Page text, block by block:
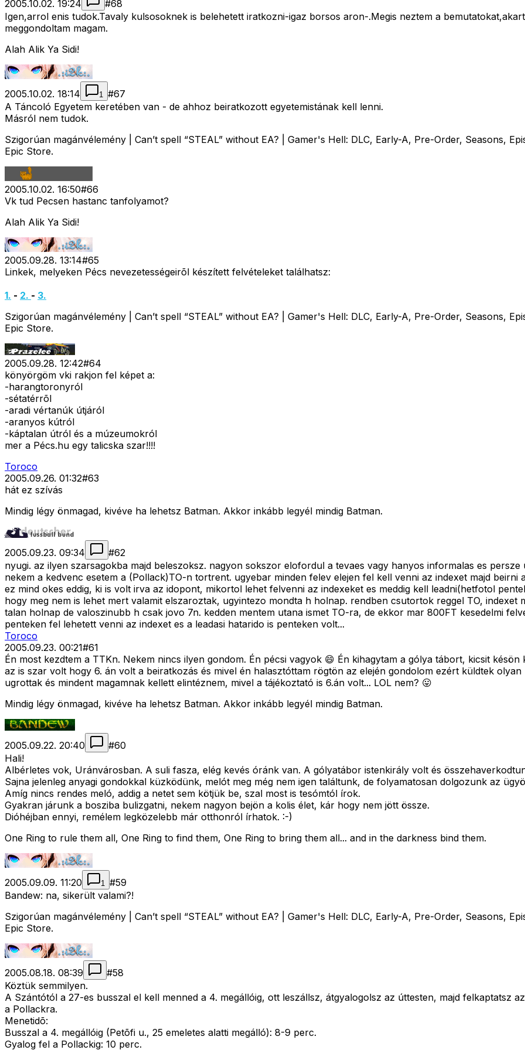
2005.10.02. 19:24 #68
Igen,arrol enis tudok.Tavaly kulsosoknek is belehetett iratkozni-igaz borsos aron-.Megis neztem a
meggondoltam magam.
Alah Alik Ya Sidi!
2005.10.02. 18:14 1 #67
A Táncoló Egyetem keretében van - de ahhoz beiratkozott egyetemistának kell lenni.
Másról nem tudok.
Szigorúan magánvélemény | Can’t spell “STEAL” without EA? | Gamer's Hell: DLC, Early-A, Pre-Order, Seasons,
Epic Store.
2005.10.02. 16:50#66
Vk tud Pecsen hastanc tanfolyamot?
Alah Alik Ya Sidi!
2005.09.28. 13:14#65
Linkek, melyeken Pécs nevezetességeirõl készített felvételeket találhatsz:
1. - 2. - 3.
Szigorúan magánvélemény | Can’t spell “STEAL” without EA? | Gamer's Hell: DLC, Early-A, Pre-Order, Seasons,
Epic Store.
2005.09.28. 12:42#64
könyörgöm vki rakjon fel képet a:
-harangtoronyról
-sétatérrõl
-aradi vértanúk útjáról
-aranyos kútról
-káptalan útról és a múzeumokról
mer a Pécs.hu egy talicska szar!!!!
Toroco
2005.09.26. 01:32#63
hát ez szívás
Mindig légy önmagad, kivéve ha lehetsz Batman. Akkor inkább legyél mindig Batman.
2005.09.23. 09:34 #62
nyugi. az ilyen szarsagokba majd beleszoksz. nagyon sokszor elofordul a tevaes vagy hanyos informalas es persze
nekem a kedvenc esetem a (Pollack)TO-n tortrent. ugyebar minden felev elejen fel kell venni az indexet majd beirni
ez mind okes eddig, ki is volt irva az idopont, mikortol lehet felvenni az indexeket es meddig kell leadni(hetfotol
hogy meg nem is lehet mert valamit elszaroztak, ugyintezo mondta h holnap. rendben csutortok reggel TO, indexet
talan holnap de valoszinubb h csak jovo 7n. kedden mentem utana ismet TO-ra, de ekkor mar 800FT kesedelmi
penteken fel lehetett venni az indexet es a leadasi hatarido is penteken volt...
Toroco
2005.09.23. 00:21#61
Én most kezdtem a TTKn. Nekem nincs ilyen gondom. Én pécsi vagyok 😄 Én kihagytam a gólya tábort, kicsit
az is szar volt hogy 6. án volt a beiratkozás és mivel én halasztóttam rögtön az elején gondolom ezért küldtek
ugrottak és mindent magamnak kellett elintéznem, mivel a tájékoztató is 6.án volt... LOL nem? 😛
Mindig légy önmagad, kivéve ha lehetsz Batman. Akkor inkább legyél mindig Batman.
2005.09.22. 20:40 #60
Hali!
Albérletes vok, Uránvárosban. A suli fasza, elég kevés óránk van. A gólyatábor istenkirály volt és
Sajna jelenleg anyagi gondokkal küzködünk, melót meg még nem igen találtunk, de folyamatosan dolgozunk az
Amíg nincs rendes meló, addig a netet sem kötjük be, szal most is tesómtól írok.
Gyakran járunk a bosziba bulizgatni, nekem nagyon bejön a kolis élet, kár hogy nem jött össze.
Dióhéjban ennyi, remélem legközelebb már otthonról írhatok. :-)
One Ring to rule them all, One Ring to find them, One Ring to bring them all... and in the darkness bind them.
2005.09.09. 11:20 1 #59
Bandew: na, sikerült valami?!
Szigorúan magánvélemény | Can’t spell “STEAL” without EA? | Gamer's Hell: DLC, Early-A, Pre-Order, Seasons,
Epic Store.
2005.08.18. 08:39 #58
Köztük semmilyen.
A Szántótól a 27-es busszal el kell menned a 4. megállóig, ott leszállsz, átgyalogolsz az úttesten, majd felkaptatsz
a Pollackra.
Menetidõ:
Busszal a 4. megállóig (Petõfi u., 25 emeletes alatti megálló): 8-9 perc.
Gyalog fel a Pollackig: 10 perc.